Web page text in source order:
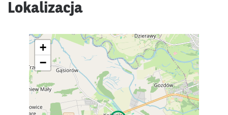
Lokalizacja
+
−